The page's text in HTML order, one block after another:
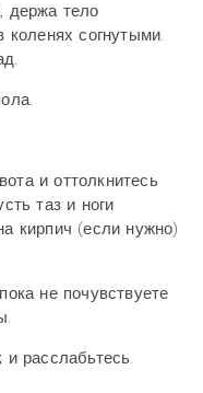
держа тело
коленях согнутыми.
и оттолкнитесь
таз и ноги
кирпич (если нужно)
не почувствуете
расслабьтесь.